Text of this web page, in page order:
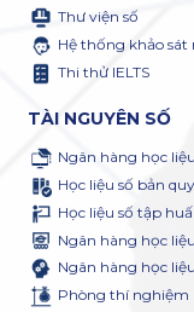
Thư viện số
Hệ thống khảo
Thi thử IELTS
TÀI NGUYÊN SỐ
Ngân hàng học
Học liệu số bản
Học liệu số tập
Ngân hàng học
Ngân hàng học
Phòng thí nghiệm